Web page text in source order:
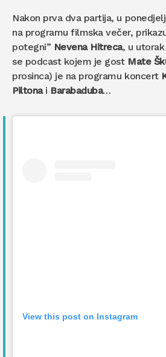
Nakon prva dva partija, u
na programu filmska večer,
potegni” Nevena Hitreca, u utorak
se podcast kojem je gost Mate
prosinca) je na programu koncert
Piltonai Barabaduba…
View this post on Instagram